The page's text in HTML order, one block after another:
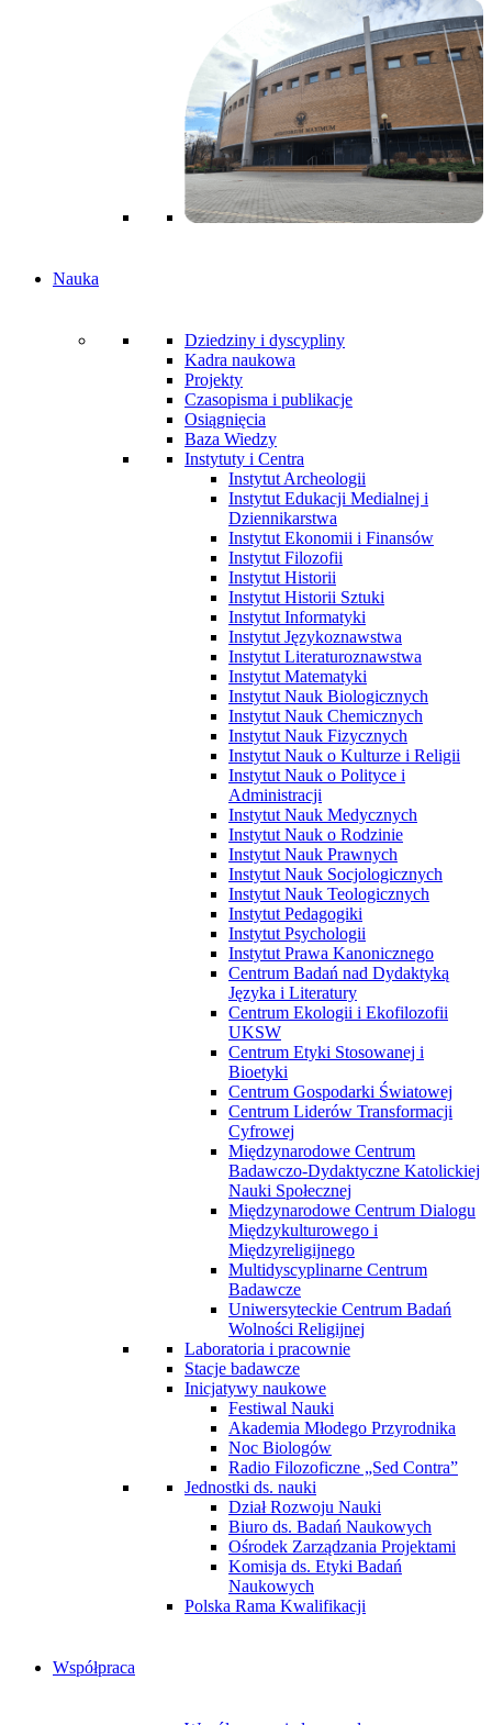
Nauka
Dziedziny i dyscypliny
Kadra naukowa
Projekty
Czasopisma i publikacje
Osiągnięcia
Baza Wiedzy
Instytuty i Centra
Instytut Archeologii
Instytut Edukacji Medialnej i
Dziennikarstwa
Instytut Ekonomii i Finansów
Instytut Filozofii
Instytut Historii
Instytut Historii Sztuki
Instytut Informatyki
Instytut Językoznawstwa
Instytut Literaturoznawstwa
Instytut Matematyki
Instytut Nauk Biologicznych
Instytut Nauk Chemicznych
Instytut Nauk Fizycznych
Instytut Nauk o Kulturze i Religii
Instytut Nauk o Polityce i
Administracji
Instytut Nauk Medycznych
Instytut Nauk o Rodzinie
Instytut Nauk Prawnych
Instytut Nauk Socjologicznych
Instytut Nauk Teologicznych
Instytut Pedagogiki
Instytut Psychologii
Instytut Prawa Kanonicznego
Centrum Badań nad Dydaktyką
Języka i Literatury
Centrum Ekologii i Ekofilozofii
UKSW
Centrum Etyki Stosowanej i
Bioetyki
Centrum Gospodarki Światowej
Centrum Liderów Transformacji
Cyfrowej
Międzynarodowe Centrum
Badawczo-Dydaktyczne Katolickiej
Nauki Społecznej
Międzynarodowe Centrum Dialogu
Międzykulturowego i
Międzyreligijnego
Multidyscyplinarne Centrum
Badawcze
Uniwersyteckie Centrum Badań
Wolności Religijnej
Laboratoria i pracownie
Stacje badawcze
Inicjatywy naukowe
Festiwal Nauki
Akademia Młodego Przyrodnika
Noc Biologów
Radio Filozoficzne „Sed Contra”
Jednostki ds. nauki
Dział Rozwoju Nauki
Biuro ds. Badań Naukowych
Ośrodek Zarządzania Projektami
Komisja ds. Etyki Badań
Naukowych
Polska Rama Kwalifikacji
Współpraca